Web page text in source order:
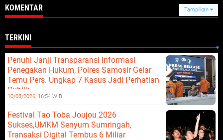
KOMENTAR Tampilkan
TERKINI
Penuhi Janji Transparansi informasi
Penegakan Hukum, Polres Samosir Gelar
Temu Pers. Ungkap 7 Kasus Jadi Perhatian
Publik.
10/08/2026, 16:54 WIB
Festival Tao Toba Joujou 2026
Sukses,UMKM Senyum Sumringah,
Transaksi Digital Tembus 6 Miliar